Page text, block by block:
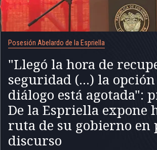
Posesión Abelardo de la Espriella
"Llegó la hora de
seguridad (...) la
diálogo está agotada":
De la Espriella expone
ruta de su gobierno
discurso